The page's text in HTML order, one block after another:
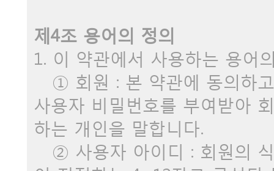
제4조 용어의 정의
1. 이 약관에서 사용하는 용어
① 회원 : 본 약관에 동의하
사용자 비밀번호를 부여받아
하는 개인을 말합니다.
② 사용자 아이디 : 회원의